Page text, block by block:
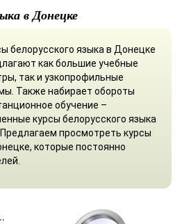
в Донецке
белорусского языка в Донецке
как большие учебные
так и узкопрофильные
Также набирает обороты
обучение –
курсы белорусского языка
просмотреть курсы
которые постоянно